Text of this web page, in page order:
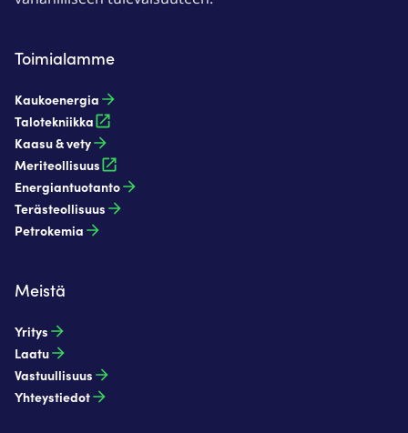
Toimialamme
Kaukoenergia​
Talotekniikka
Kaasu & vety​
Meriteollisuus
Energiantuotanto​
Terästeollisuus​
Petrokemia​
Meistä
Yritys
Laatu
Vastuullisuus
Yhteystiedot